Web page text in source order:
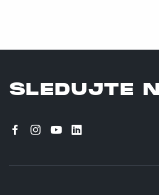
SLEDUJTE